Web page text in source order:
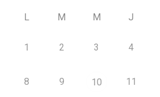
L M M J
1 2 3 4
8 9 10 11